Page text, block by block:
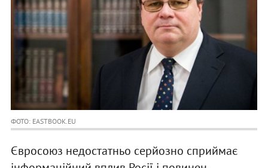
ФОТО: EASTBOOK.EU
Євросоюз недостатньо серйозно сприймає